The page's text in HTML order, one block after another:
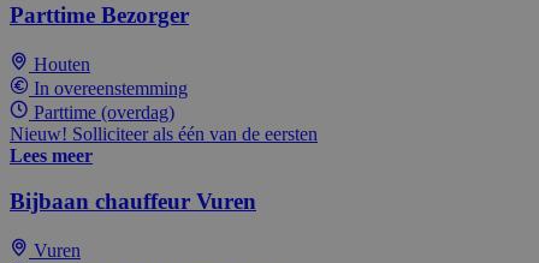
Parttime Bezorger
Houten
In overeenstemming
Parttime (overdag)
Nieuw! Solliciteer als één van de eersten
Lees meer
Bijbaan chauffeur Vuren
Vuren